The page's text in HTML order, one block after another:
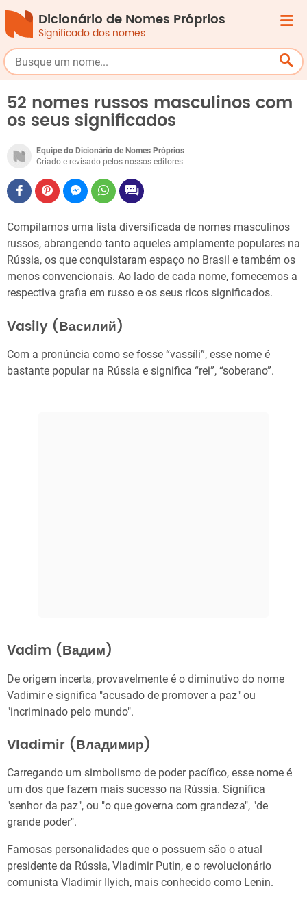
Dicionário de Nomes Próprios
Significado dos nomes
52 nomes russos masculinos com
os seus significados
Equipe do Dicionário de Nomes Próprios
Criado e revisado pelos nossos editores
Compilamos uma lista diversificada de nomes masculinos
russos, abrangendo tanto aqueles amplamente populares na
Rússia, os que conquistaram espaço no Brasil e também os
menos convencionais. Ao lado de cada nome, fornecemos a
respectiva grafia em russo e os seus ricos significados.
Vasily (Василий)
Com a pronúncia como se fosse “vassíli”, esse nome é
bastante popular na Rússia e significa “rei”, “soberano”.
Vadim (Вадим)
De origem incerta, provavelmente é o diminutivo do nome
Vadimir e significa "acusado de promover a paz" ou
"incriminado pelo mundo".
Vladimir (Владимир)
Carregando um simbolismo de poder pacífico, esse nome é
um dos que fazem mais sucesso na Rússia. Significa
"senhor da paz", ou "o que governa com grandeza", "de
grande poder".
Famosas personalidades que o possuem são o atual
presidente da Rússia, Vladimir Putin, e o revolucionário
comunista Vladimir Ilyich, mais conhecido como Lenin.